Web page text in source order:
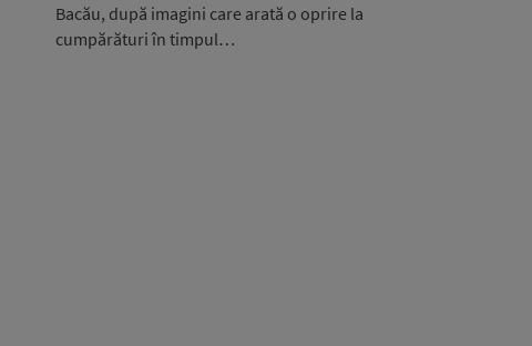
Bacău, după imagini care arată o oprire la
cumpărături în timpul…